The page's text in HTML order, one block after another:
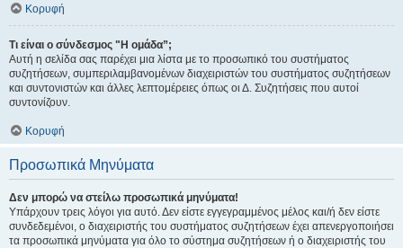
Κορυφή
Τι είναι ο σύνδεσμος "Η ομάδα”;
Αυτή η σελίδα σας παρέχει μια λίστα με το προσωπικό του συστήματος
συζητήσεων, συμπεριλαμβανομένων διαχειριστών του συστήματος συζητήσεων
και συντονιστών και άλλες λεπτομέρειες όπως οι Δ. Συζητήσεις που αυτοί
συντονίζουν.
Κορυφή
Προσωπικά Μηνύματα
Δεν μπορώ να στείλω προσωπικά μηνύματα!
Υπάρχουν τρεις λόγοι για αυτό. Δεν είστε εγγεγραμμένος μέλος και/ή δεν είστε
συνδεδεμένοι, ο διαχειριστής του συστήματος συζητήσεων έχει απενεργοποιήσει
τα προσωπικά μηνύματα για όλο το σύστημα συζητήσεων ή ο διαχειριστής του